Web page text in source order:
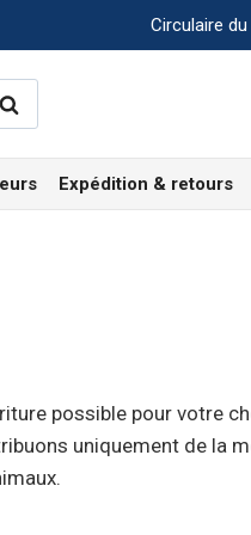
Circulaire
Rechercher
Expédition & retours
possible pour votre
uniquement de la
complète de moulées